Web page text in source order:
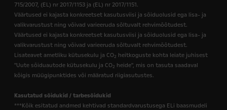
715/2007, (EL) nr 2017/1153 ja (EL) nr 2017/1151.
Väärtused ei kajasta konkreetset kasutusviisi ja sõiduolusid ega lisa- ja
valikvarustust ning võivad varieeruda sõltuvalt rehvimõõtudest.
Väärtused ei kajasta konkreetset kasutusviisi ja sõiduolusid ega lisa- ja
valikvarustust ning võivad varieeruda sõltuvalt rehvimõõtudest.
Lisateavet ametliku kütusekulu ja CO2 heitkoguste kohta leiate juhisest
"Uute sõiduautode kütusekulu ja CO2 heide", mis on tasuta saadaval
kõigis müügipunktides või määratud riigiasutustes.
Kasutatud sõidukid / tarbesõidukid
***Kõik esitatud andmed kehtivad standardvarustusega ELi baasmudeli